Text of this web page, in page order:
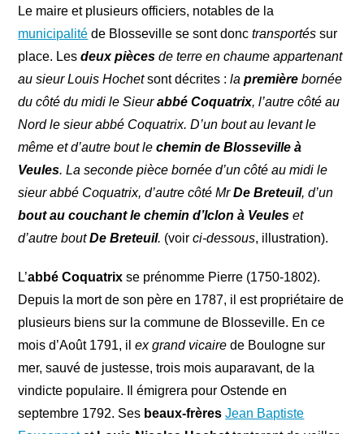
Le maire et plusieurs officiers, notables de la
municipalité de Blosseville se sont donctransportés sur
place. Lesdeux pièces de terre en chaume appartenant
au sieur Louis Hochetsont décrites :lapremière bornée
du côté du midi le Sieurabbé Coquatrix, l’autre côté au
Nord le sieur abbé Coquatrix. D’un bout au levant le
même et d’autre bout lechemin de Blosseville à
Veules. La seconde pièce bornée d’un côté au midi le
sieur abbé Coquatrix, d’autre côté MrDe Breteuil, d’un
bout au couchant le chemin d’Iclon à Veules et
d’autre boutDe Breteuil. (voirci-dessous, illustration).
L’abbé Coquatrix se prénomme Pierre (1750-1802).
Depuis la mort de son père en 1787, il est propriétaire de
plusieurs biens sur la commune de Blosseville. En ce
mois d’Août 1791, ilex grand vicaire de Boulogne sur
mer, sauvé de justesse, trois mois auparavant, de la
vindicte populaire. Il émigrera pour Ostende en
septembre 1792. Ses beaux-frères Jean Baptiste